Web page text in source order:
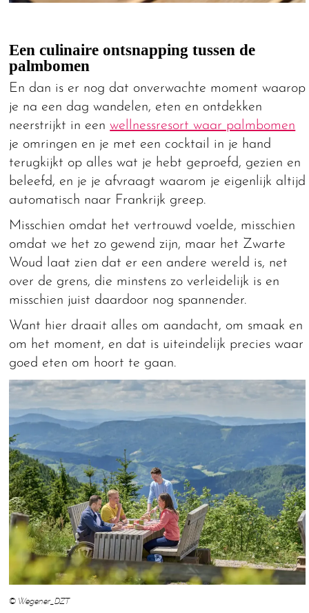
Een culinaire ontsnapping tussen de
palmbomen
En dan is er nog dat onverwachte moment waarop
je na een dag wandelen, eten en ontdekken
neerstrijkt in eenwellnessresort waar palmbomen
je omringen en je met een cocktail in je hand
terugkijkt op alles wat je hebt geproefd, gezien en
beleefd, en je je afvraagt waarom je eigenlijk altijd
automatisch naar Frankrijk greep.
Misschien omdat het vertrouwd voelde, misschien
omdat we het zo gewend zijn, maar het Zwarte
Woud laat zien dat er een andere wereld is, net
over de grens, die minstens zo verleidelijk is en
misschien juist daardoor nog spannender.
Want hier draait alles om aandacht, om smaak en
om het moment, en dat is uiteindelijk precies waar
goed eten om hoort te gaan.
© Wegener_DZT